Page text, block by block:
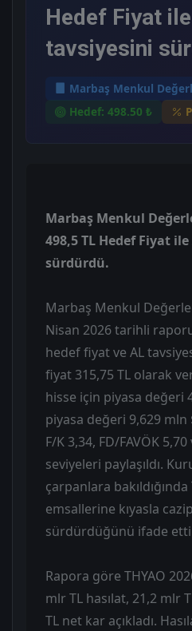
Hedef Fiyat
tavsiyesini
Marbaş Menkul
Hedef: 498.50 ₺
Marbaş Menkul
498,5 TL Hedef Fiyat
sürdürdü.
Marbaş Menkul
Nisan 2026 tarihli
hedef fiyat ve AL
fiyat 315,75 TL olarak
hisse için piyasa değeri
piyasa değeri 9,629
F/K 3,34, FD/FAVÖK
seviyeleri paylaşıldı.
çarpanlara bakıldığında
emsallerine kıyasla
sürdürdüğünü ifade
Rapora göre THYAO
mlr TL hasılat, 21,2 mlr
TL net kar açıkladı.